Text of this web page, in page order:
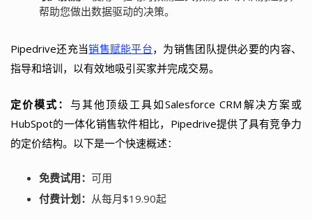
帮助您做出数据驱动的决策。
Pipedrive还充当销售赋能平台，为销售团队提供必要的内容、
指导和培训，以有效地吸引买家并完成交易。
定价模式： 与其他顶级工具如Salesforce CRM解决方案或
HubSpot的一体化销售软件相比，Pipedrive提供了具有竞争力
的定价结构。以下是一个快速概述：
免费试用： 可用
付费计划： 从每月$19.90起